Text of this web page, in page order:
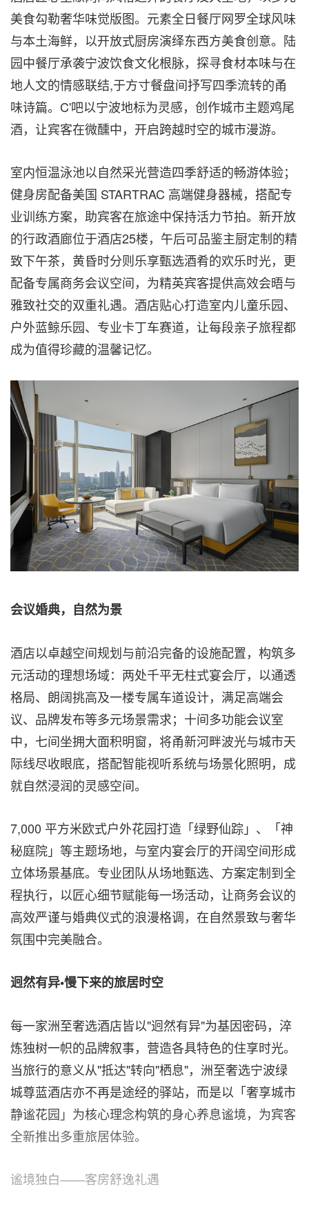
美食勾勒奢华味觉版图。元素全日餐厅网罗全球风味
与本土海鲜，以开放式厨房演绎东西方美食创意。陆
园中餐厅承袭宁波饮食文化根脉，探寻食材本味与在
地人文的情感联结,于方寸餐盘间抒写四季流转的甬
味诗篇。C'吧以宁波地标为灵感，创作城市主题鸡尾
酒，让宾客在微醺中，开启跨越时空的城市漫游。
室内恒温泳池以自然采光营造四季舒适的畅游体验；
健身房配备美国 STARTRAC 高端健身器械，搭配专
业训练方案，助宾客在旅途中保持活力节拍。新开放
的行政酒廊位于酒店25楼，午后可品鉴主厨定制的精
致下午茶，黄昏时分则乐享甄选酒肴的欢乐时光，更
配备专属商务会议空间，为精英宾客提供高效会晤与
雅致社交的双重礼遇。酒店贴心打造室内儿童乐园、
户外蓝鲸乐园、专业卡丁车赛道，让每段亲子旅程都
成为值得珍藏的温馨记忆。
会议婚典，自然为景
酒店以卓越空间规划与前沿完备的设施配置，构筑多
元活动的理想场域：两处千平无柱式宴会厅，以通透
格局、朗阔挑高及一楼专属车道设计，满足高端会
议、品牌发布等多元场景需求；十间多功能会议室
中，七间坐拥大面积明窗，将甬新河畔波光与城市天
际线尽收眼底，搭配智能视听系统与场景化照明，成
就自然浸润的灵感空间。
7,000 平方米欧式户外花园打造「绿野仙踪」、「神
秘庭院」等主题场地，与室内宴会厅的开阔空间形成
立体场景基底。专业团队从场地甄选、方案定制到全
程执行，以匠心细节赋能每一场活动，让商务会议的
高效严谨与婚典仪式的浪漫格调，在自然景致与奢华
氛围中完美融合。
迥然有异•慢下来的旅居时空
每一家洲至奢选酒店皆以"迥然有异"为基因密码，淬
炼独树一帜的品牌叙事，营造各具特色的住享时光。
当旅行的意义从"抵达"转向"栖息"，洲至奢选宁波绿
城尊蓝酒店亦不再是途经的驿站，而是以「奢享城市
静谧花园」为核心理念构筑的身心养息谧境，为宾客
全新推出多重旅居体验。
谧境独白——客房舒逸礼遇